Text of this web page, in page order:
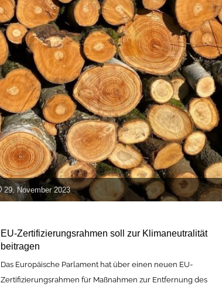
29. November 2023
EU-Zertifizierungsrahmen soll zur Klimaneutralität
beitragen
Das Europäische Parlament hat über einen neuen EU-
Zertifizierungsrahmen für Maßnahmen zur Entfernung des